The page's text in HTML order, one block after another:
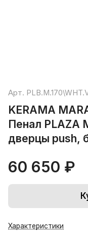
Арт.
KERAMA
Пенал PLAZA
дверцы push,
60 650 ₽
Характеристики